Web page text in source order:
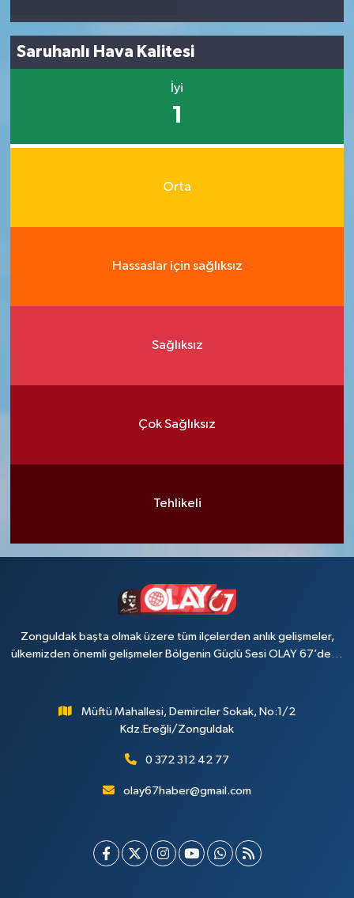
Saruhanlı Hava Kalitesi
İyi
1
Orta
Hassaslar için sağlıksız
Sağlıksız
Çok Sağlıksız
Tehlikeli
Zonguldak başta olmak üzere tüm ilçelerden anlık gelişmeler,
ülkemizden önemli gelişmeler Bölgenin Güçlü Sesi OLAY 67’de…
Müftü Mahallesi, Demirciler Sokak, No:1/2
Kdz.Ereğli/Zonguldak
0 372 312 42 77
olay67haber@gmail.com